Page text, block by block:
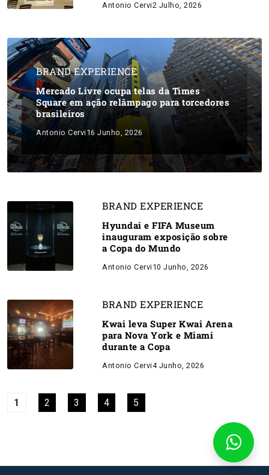
Antonio Cervi2 Julho, 2026
BRAND EXPERIENCE
Mercado Livre ocupa telas da Times
Square em ação relâmpago para torcedores
brasileiros
Antonio Cervi16 Junho, 2026
BRAND EXPERIENCE
Hyundai e FIFA Museum
inauguram exposição sobre
a Copa do Mundo
Antonio Cervi 10 Junho, 2026
BRAND EXPERIENCE
Kwai leva Super Kwai Arena
para Nova York e Miami
durante a Copa
Antonio Cervi4 Junho, 2026
1 2 3 4 5